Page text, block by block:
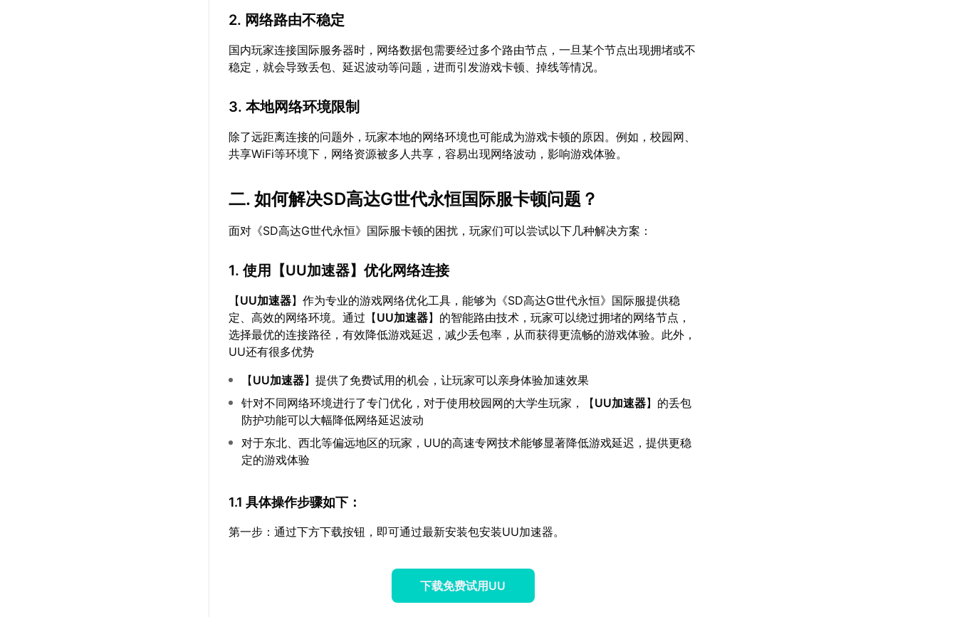
2. 网络路由不稳定
国内玩家连接国际服务器时，网络数据包需要经过多个路由节点，一旦某个节点出现拥堵或不
稳定，就会导致丢包、延迟波动等问题，进而引发游戏卡顿、掉线等情况。
3. 本地网络环境限制
除了远距离连接的问题外，玩家本地的网络环境也可能成为游戏卡顿的原因。例如，校园网、
共享WiFi等环境下，网络资源被多人共享，容易出现网络波动，影响游戏体验。
二. 如何解决SD高达G世代永恒国际服卡顿问题？
面对《SD高达G世代永恒》国际服卡顿的困扰，玩家们可以尝试以下几种解决方案：
1. 使用【UU加速器】优化网络连接
【UU加速器】作为专业的游戏网络优化工具，能够为《SD高达G世代永恒》国际服提供稳
定、高效的网络环境。通过【UU加速器】的智能路由技术，玩家可以绕过拥堵的网络节点，
选择最优的连接路径，有效降低游戏延迟，减少丢包率，从而获得更流畅的游戏体验。此外，
UU还有很多优势
【UU加速器】提供了免费试用的机会，让玩家可以亲身体验加速效果
针对不同网络环境进行了专门优化，对于使用校园网的大学生玩家，【UU加速器】的丢包
防护功能可以大幅降低网络延迟波动
对于东北、西北等偏远地区的玩家，UU的高速专网技术能够显著降低游戏延迟，提供更稳
定的游戏体验
1.1 具体操作步骤如下：
第一步：通过下方下载按钮，即可通过最新安装包安装UU加速器。
下载免费试用UU